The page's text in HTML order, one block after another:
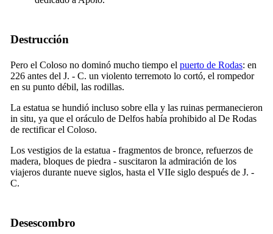
Destrucción
Pero el Coloso no dominó mucho tiempo el puerto de Rodas: en
226 antes del J. - C. un violento terremoto lo cortó, el rompedor
en su punto débil, las rodillas.
La estatua se hundió incluso sobre ella y las ruinas permanecieron
in situ, ya que el oráculo de Delfos había prohibido al De Rodas
de rectificar el Coloso.
Los vestigios de la estatua - fragmentos de bronce, refuerzos de
madera, bloques de piedra - suscitaron la admiración de los
viajeros durante nueve siglos, hasta el VIIe siglo después de J. -
C.
Desescombro